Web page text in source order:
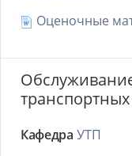
Оценочные
транспортных
Кафедра УТП